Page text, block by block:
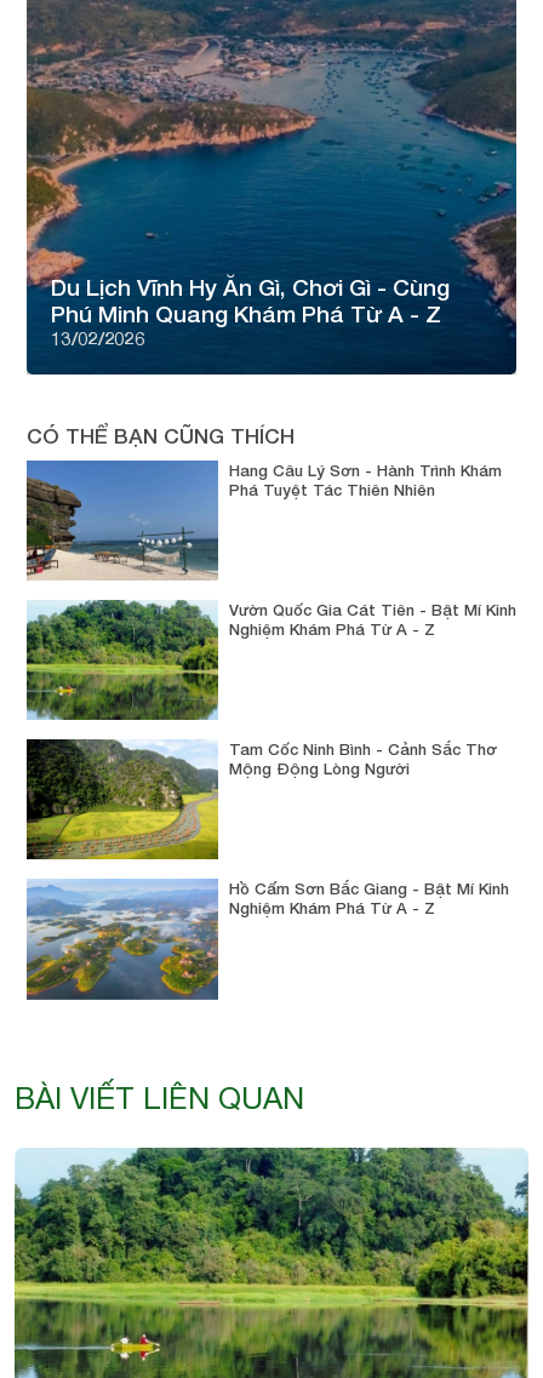
Du Lịch Vĩnh Hy Ăn Gì, Chơi Gì - Cùng
Phú Minh Quang Khám Phá Từ A - Z
13/02/2026
CÓ THỂ BẠN CŨNG THÍCH
Hang Câu Lý Sơn - Hành Trình Khám
Phá Tuyệt Tác Thiên Nhiên
Vườn Quốc Gia Cát Tiên - Bật Mí Kinh
Nghiệm Khám Phá Từ A - Z
Tam Cốc Ninh Bình - Cảnh Sắc Thơ
Mộng Động Lòng Người
Hồ Cấm Sơn Bắc Giang - Bật Mí Kinh
Nghiệm Khám Phá Từ A - Z
BÀI VIẾT LIÊN QUAN